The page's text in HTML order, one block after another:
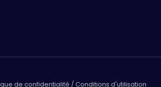
de confidentialité / Conditions d'utilisation